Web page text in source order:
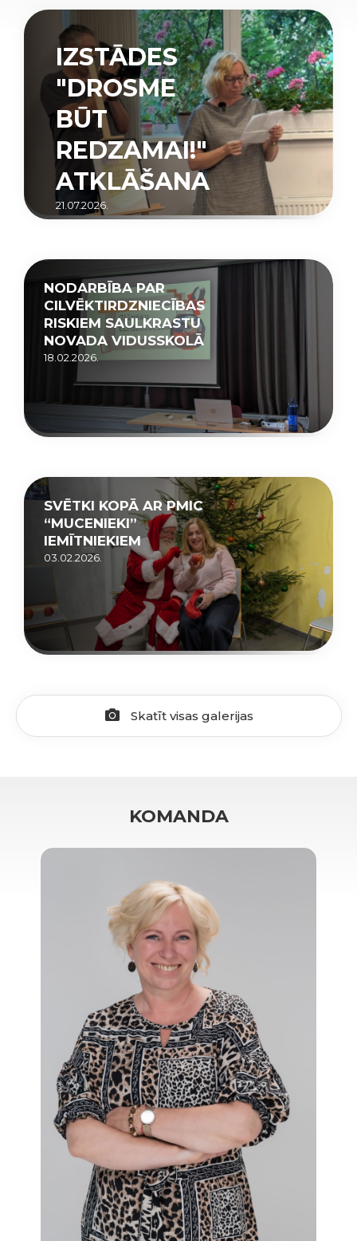
IZSTĀDES
"DROSME
BŪT
REDZAMAI!"
ATKLĀŠANA
21.07.2026.
NODARBĪBA PAR
CILVĒKTIRDZNIECĪBAS
RISKIEM SAULKRASTU
NOVADA VIDUSSKOLĀ
18.02.2026.
SVĒTKI KOPĀ AR PMIC
“MUCENIEKI”
IEMĪTNIEKIEM
03.02.2026.
Skatīt visas galerijas
KOMANDA